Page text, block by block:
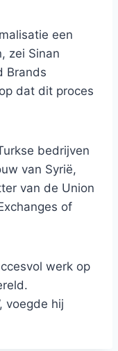
een
zei Sinan
Brands
dat dit proces
bedrijven
van Syrië,
van de Union
of
werk op
voegde hij